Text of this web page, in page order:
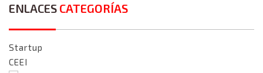
ENLACES CATEGORÍAS
Startup
CEEI